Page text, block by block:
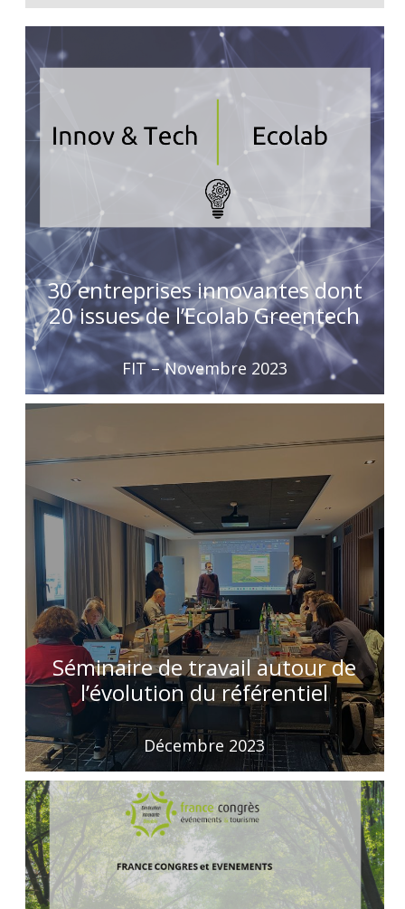
30 entreprises innovantes dont
20 issues de l’Ecolab Greentech
FIT – Novembre 2023
Séminaire de travail autour de
l’évolution du référentiel
Décembre 2023